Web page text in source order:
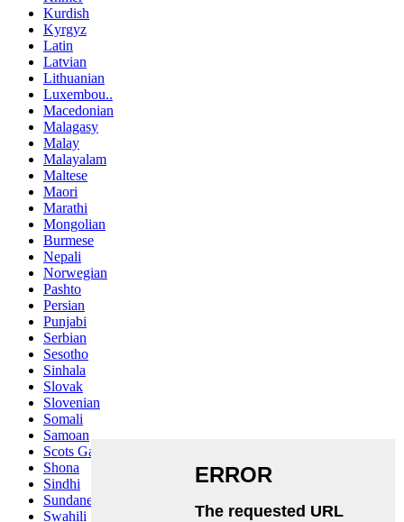
Kurdish
Kyrgyz
Latin
Latvian
Lithuanian
Luxembou..
Macedonian
Malagasy
Malay
Malayalam
Maltese
Maori
Marathi
Mongolian
Burmese
Nepali
Norwegian
Pashto
Persian
Punjabi
Serbian
Sesotho
Sinhala
Slovak
Slovenian
Somali
Samoan
Scots Gaelic
Shona
Sindhi
Sundanese
Swahili